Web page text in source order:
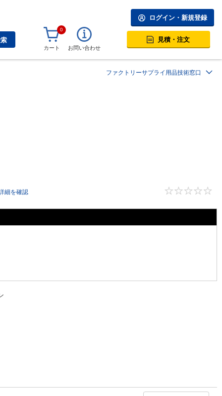
ログイン・新規登録
0
カート お問い合わせ
見積・注文
ファクトリーサプライ用品技術窓口
細を確認